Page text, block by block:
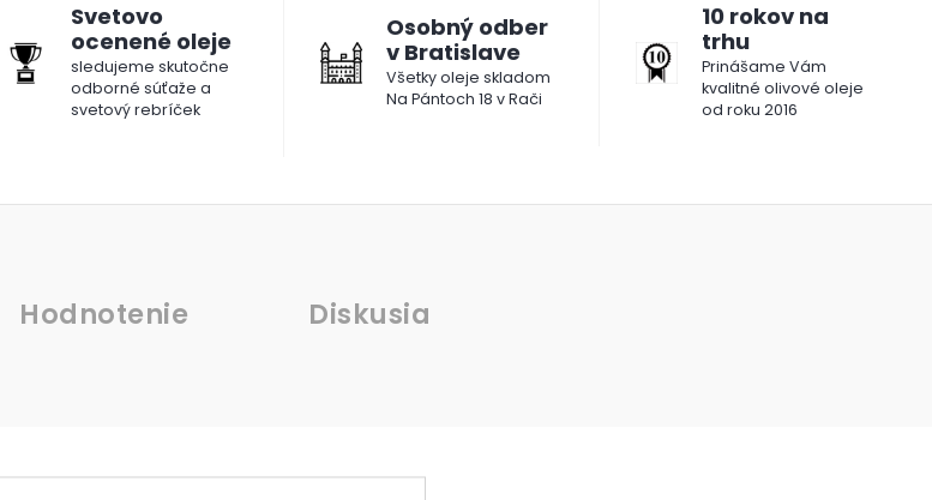
Svetovo
ocenené oleje
sledujeme skutočne
odborné súťaže a
svetový rebríček
Osobný odber
v Bratislave
Všetky oleje skladom
Na Pántoch 18 v Rači
10 rokov na
trhu
Prinášame Vám
kvalitné olivové oleje
od roku 2016
Hodnotenie Diskusia